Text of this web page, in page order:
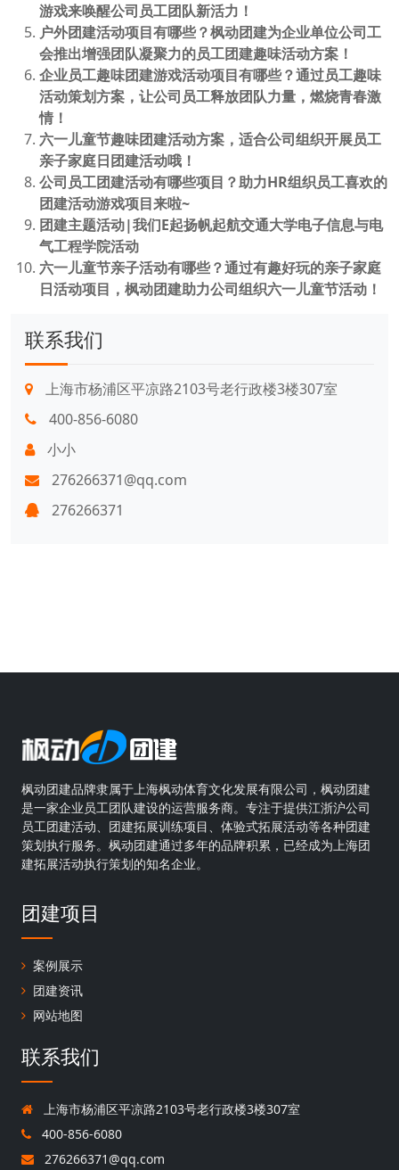
游戏来唤醒公司员工团队新活力！
户外团建活动项目有哪些？枫动团建为企业单位公司工
会推出增强团队凝聚力的员工团建趣味活动方案！
企业员工趣味团建游戏活动项目有哪些？通过员工趣味
活动策划方案，让公司员工释放团队力量，燃烧青春激
情！
六一儿童节趣味团建活动方案，适合公司组织开展员工
亲子家庭日团建活动哦！
公司员工团建活动有哪些项目？助力HR组织员工喜欢的
团建活动游戏项目来啦~
团建主题活动|我们E起扬帆起航交通大学电子信息与电
气工程学院活动
六一儿童节亲子活动有哪些？通过有趣好玩的亲子家庭
日活动项目，枫动团建助力公司组织六一儿童节活动！
联系我们
上海市杨浦区平凉路2103号老行政楼3楼307室
400-856-6080
小小
276266371@qq.com
276266371
枫动团建品牌隶属于上海枫动体育文化发展有限公司，枫动团建
是一家企业员工团队建设的运营服务商。专注于提供江浙沪公司
员工团建活动、团建拓展训练项目、体验式拓展活动等各种团建
策划执行服务。枫动团建通过多年的品牌积累，已经成为上海团
建拓展活动执行策划的知名企业。
团建项目
案例展示
团建资讯
网站地图
联系我们
上海市杨浦区平凉路2103号老行政楼3楼307室
400-856-6080
276266371@qq.com